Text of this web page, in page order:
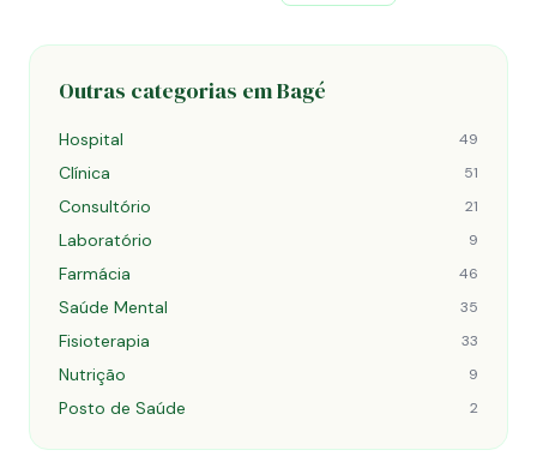
Outras categorias em Bagé
Hospital 49
Clínica 51
Consultório 21
Laboratório 9
Farmácia 46
Saúde Mental 35
Fisioterapia 33
Nutrição 9
Posto de Saúde 2